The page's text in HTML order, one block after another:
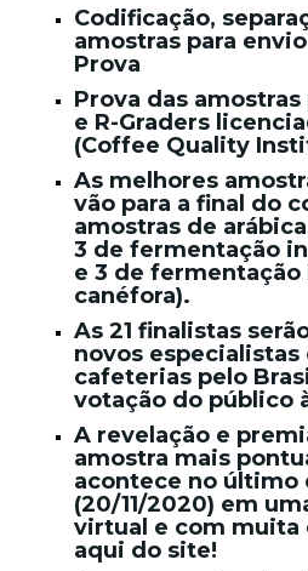
Codificação,
amostras para
Prova
Prova das
e R-Graders
(Coffee Quality
As melhores
vão para a final do
amostras de
3 de fermentação
e 3 de fermentação
canéfora).
As 21 finalistas
novos especialistas
cafeterias pelo
votação do público
A revelação e
amostra mais
acontece no último
(20/11/2020) em
virtual e com muita
aqui do site!